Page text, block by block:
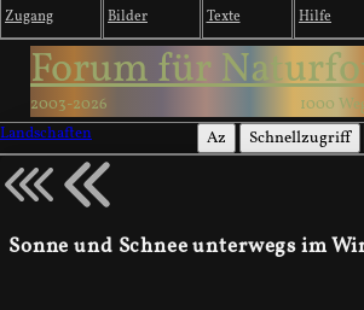
Zugang Bilder Texte Hilfe
Forum für
2003-2026
1000
Landschaften
Az Schnellzugriff
Sonne und Schnee unterwegs im